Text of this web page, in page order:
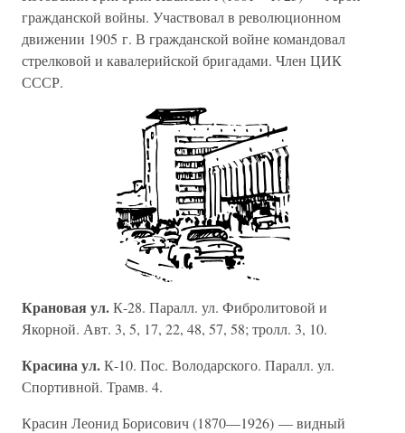
гражданской войны. Участвовал в революционном
движении 1905 г. В гражданской войне командовал
стрелковой и кавалерийской бригадами. Член ЦИК
СССР.
Крановая ул.К-28. Паралл. ул. Фибролитовой и
Якорной. Авт. 3, 5, 17, 22, 48, 57, 58; тролл. 3, 10.
Красина ул.К-10. Пос. Володарского. Паралл. ул.
Спортивной. Трамв. 4.
Красин Леонид Борисович (1870—1926) — видный